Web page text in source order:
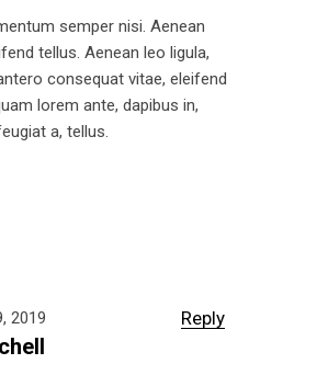
semper nisi. Aenean
tellus. Aenean leo ligula,
consequat vitae, eleifend
lorem ante, dapibus in,
a, tellus.
2019 Reply